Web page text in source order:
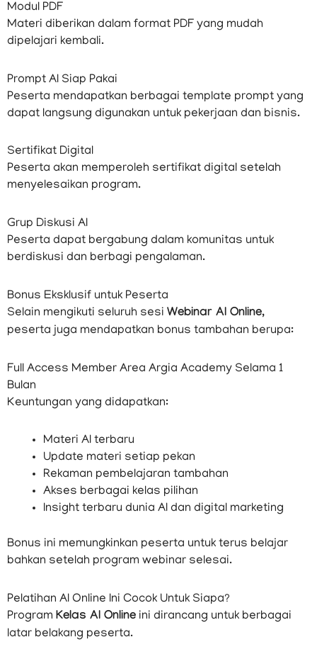
Modul PDF
Materi diberikan dalam format PDF yang mudah
dipelajari kembali.
Prompt AI Siap Pakai
Peserta mendapatkan berbagai template prompt yang
dapat langsung digunakan untuk pekerjaan dan bisnis.
Sertifikat Digital
Peserta akan memperoleh sertifikat digital setelah
menyelesaikan program.
Grup Diskusi AI
Peserta dapat bergabung dalam komunitas untuk
berdiskusi dan berbagi pengalaman.
Bonus Eksklusif untuk Peserta
Selain mengikuti seluruh sesi Webinar AI Online,
peserta juga mendapatkan bonus tambahan berupa:
Full Access Member Area Argia Academy Selama 1
Bulan
Keuntungan yang didapatkan:
Materi AI terbaru
Update materi setiap pekan
Rekaman pembelajaran tambahan
Akses berbagai kelas pilihan
Insight terbaru dunia AI dan digital marketing
Bonus ini memungkinkan peserta untuk terus belajar
bahkan setelah program webinar selesai.
Pelatihan AI Online Ini Cocok Untuk Siapa?
Program Kelas AI Online ini dirancang untuk berbagai
latar belakang peserta.